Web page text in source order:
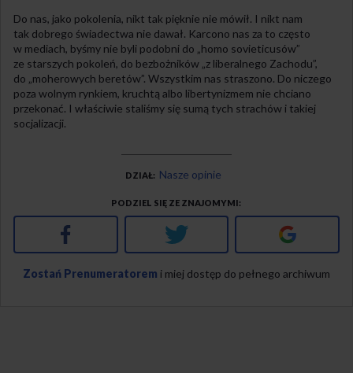
Do nas, jako pokolenia, nikt tak pięknie nie mówił. I nikt nam
tak dobrego świadectwa nie dawał. Karcono nas za to często
w mediach, byśmy nie byli podobni do „homo sovieticusów”
ze starszych pokoleń, do bezbożników „z liberalnego Zachodu”,
do „moherowych beretów”. Wszystkim nas straszono. Do niczego
poza wolnym rynkiem, kruchtą albo libertynizmem nie chciano
przekonać. I właściwie staliśmy się sumą tych strachów i takiej
socjalizacji.
DZIAŁ Nasze opinie
PODZIEL SIĘ ZE ZNAJOMYMI
Facebook Twitter Google+
Zostań Prenumeratorem i miej dostęp do pełnego archiwum